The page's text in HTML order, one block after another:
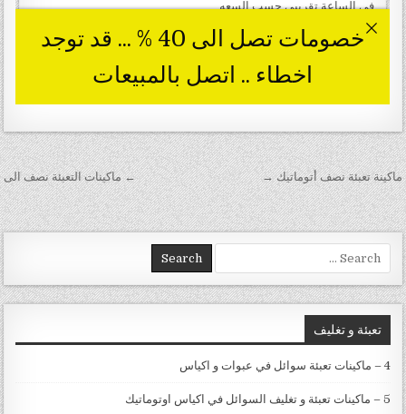
تصفّح المقالات ← ماكينات التعبئة نصف الى ماكينة تعبئة نصف أتوماتيك →
Search for:
تعبئة و تغليف
4 – ماكينات تعبئة سوائل في عبوات و اكياس
5 – ماكينات تعبئة و تغليف السوائل في اكياس اوتوماتيك